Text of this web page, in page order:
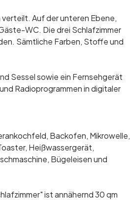
verteilt. Auf der unteren Ebene,
WC. Die drei Schlafzimmer
Sämtliche Farben, Stoffe und
Sessel sowie ein Fernsehgerät
Radioprogrammen in digitaler
Backofen, Mikrowelle,
Heißwassergerät,
Bügeleisen und
ist annähernd 30 qm